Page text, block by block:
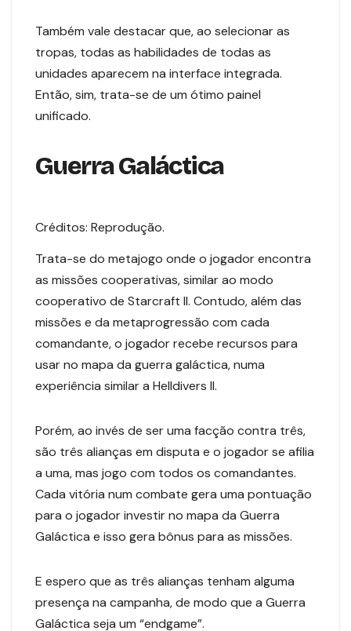
Também vale destacar que, ao selecionar as
tropas, todas as habilidades de todas as
unidades aparecem na interface integrada.
Então, sim, trata-se de um ótimo painel
unificado.
Guerra Galáctica
Créditos: Reprodução.
Trata-se do metajogo onde o jogador encontra
as missões cooperativas, similar ao modo
cooperativo de Starcraft II. Contudo, além das
missões e da metaprogressão com cada
comandante, o jogador recebe recursos para
usar no mapa da guerra galáctica, numa
experiência similar a Helldivers II.
Porém, ao invés de ser uma facção contra três,
são três alianças em disputa e o jogador se afilia
a uma, mas jogo com todos os comandantes.
Cada vitória num combate gera uma pontuação
para o jogador investir no mapa da Guerra
Galáctica e isso gera bônus para as missões.
E espero que as três alianças tenham alguma
presença na campanha, de modo que a Guerra
Galáctica seja um “endgame”.